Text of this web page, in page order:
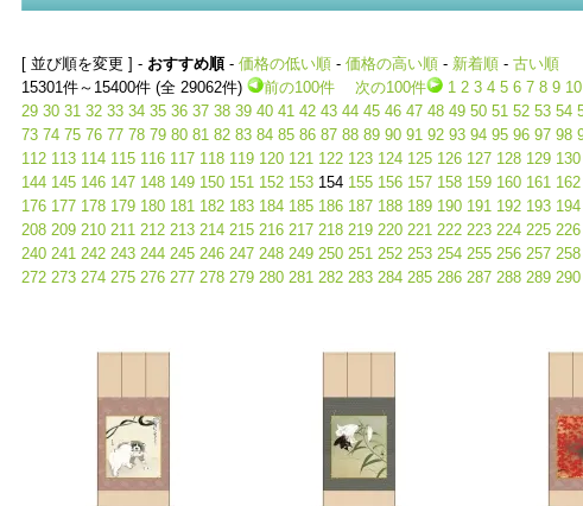
[ 並び順を変更 ] - おすすめ順- 価格の低い順 - 価格の高い順 - 新着順 - 古い順
15301件～15400件 (全 29062件)
前の100件 次の100件 1 2 3 4 5 6 7 8 9 10
29 30 31 32 33 34 35 36 37 38 39 40 41 42 43 44 45 46 47 48 49 50 51 52 53 54
73 74 75 76 77 78 79 80 81 82 83 84 85 86 87 88 89 90 91 92 93 94 95 96 97 98
112 113 114 115 116 117 118 119 120 121 122 123 124 125 126 127 128 129 130
144 145 146 147 148 149 150 151 152 153 154 155 156 157 158 159 160 161 162
176 177 178 179 180 181 182 183 184 185 186 187 188 189 190 191 192 193 194
208 209 210 211 212 213 214 215 216 217 218 219 220 221 222 223 224 225 226
240 241 242 243 244 245 246 247 248 249 250 251 252 253 254 255 256 257 258
272 273 274 275 276 277 278 279 280 281 282 283 284 285 286 287 288 289 290